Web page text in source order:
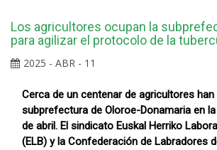
Los agricultores ocupan la
para agilizar el protocolo de la
2025 - ABR - 11
Cerca de un centenar de agricultores
subprefectura de Oloroe-Donamaria en
de abril. El sindicato Euskal Herriko
(ELB) y la Confederación de Labradores